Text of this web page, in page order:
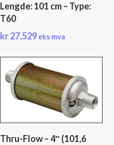
Lengde: 101 cm – Type:
T60
kr27,529 eks mva
Thru-Flow – 4″ (101,6